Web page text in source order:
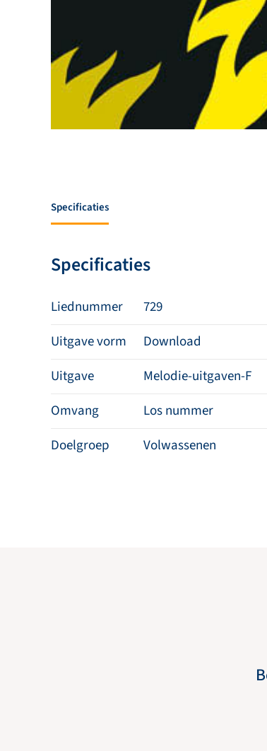
Specificaties
Specificaties
Liednummer
729
Uitgave vorm
Download
Uitgave
Melodie-uitgaven-F
Omvang
Los nummer
Doelgroep
Volwassenen